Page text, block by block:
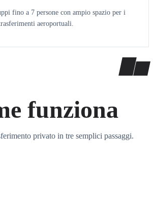
fino a 7 persone con ampio spazio per i
aeroportuali.
funziona
privato in tre semplici passaggi.